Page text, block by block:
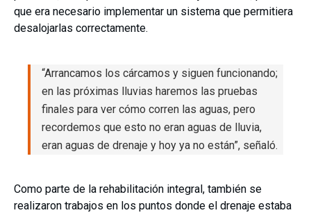
que era necesario implementar un sistema que permitiera
desalojarlas correctamente.
“Arrancamos los cárcamos y siguen funcionando;
en las próximas lluvias haremos las pruebas
finales para ver cómo corren las aguas, pero
recordemos que esto no eran aguas de lluvia,
eran aguas de drenaje y hoy ya no están”, señaló.
Como parte de la rehabilitación integral, también se
realizaron trabajos en los puntos donde el drenaje estaba